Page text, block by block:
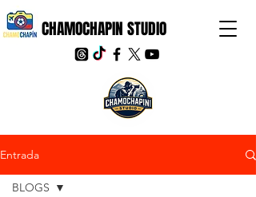
CHAMOCHAPIN STUDIO
Entrada
BLOGS